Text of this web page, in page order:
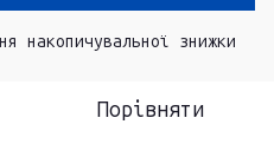
накопичувальної знижки
Порівняти